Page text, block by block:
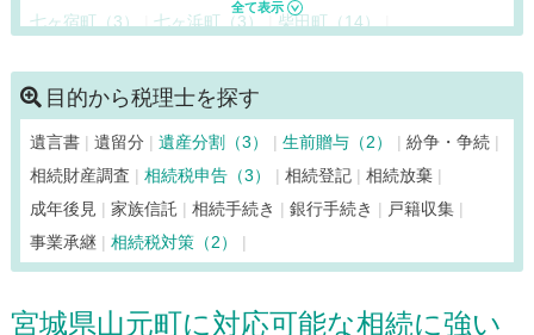
七ヶ宿町（3）
七ヶ浜町（3）
柴田町（14）
仙台市太白区（94）
仙台市宮城野区（100）
仙台市若林区（67） 大和町（5） 多賀城市（15）
富谷市（6）
登米市（17） 名取市（21）
東松島市（8）
松島町（5） 丸森町（4） 美里町（6） 南三陸町（3）
村田町（3） 山元町（3） 利府町（11）
涌谷町（3）
亘理町（10）
目的から税理士を探す
遺言書 遺留分 遺産分割（3） 生前贈与（2）
紛争・争続
相続財産調査
相続税申告（3） 相続登記
相続放棄
成年後見
家族信託 相続手続き 銀行手続き
戸籍収集
事業承継
相続税対策（2）
宮城県山元町に対応可能な相続に強い